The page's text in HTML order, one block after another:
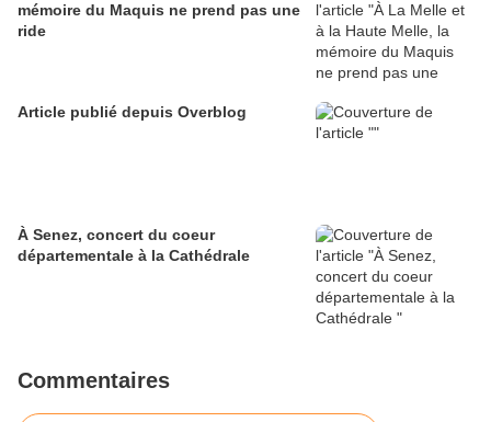
mémoire du Maquis ne prend pas une
ride
Article publié depuis Overblog
À Senez, concert du coeur
départementale à la Cathédrale
Commentaires